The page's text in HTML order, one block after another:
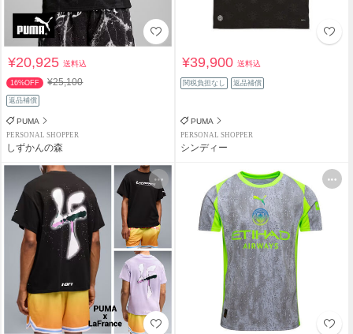
¥20,925送料込
16%OFF ¥25,100
返品補償
PUMA
PERSONAL SHOPPER
しずかんの森
¥39,900送料込
関税負担なし 返品補償
PUMA
PERSONAL SHOPPER
シンディー